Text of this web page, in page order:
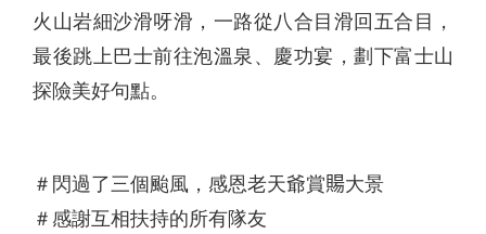
火山岩細沙滑呀滑，一路從八合目滑回五合目，
最後跳上巴士前往泡溫泉、慶功宴，劃下富士山
探險美好句點。
＃閃過了三個颱風，感恩老天爺賞𧶽大景
＃感謝互相扶持的所有隊友